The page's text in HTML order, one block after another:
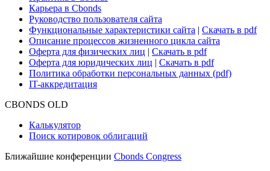
Для клиентов
О нас
Безопасность проведения платежей
Практика в Cbonds
Карьера в Cbonds
Руководство пользователя сайта
Функциональные характеристики сайта|Скачать в pdf
Описание процессов жизненного цикла сайта
Оферта для юридических лиц
IT-аккредитация